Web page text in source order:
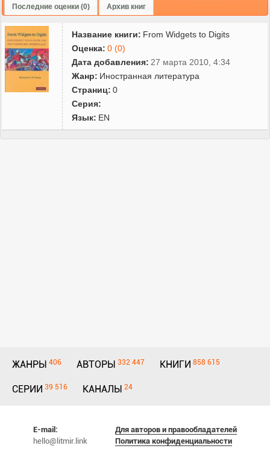
Последние оценки (0) Архив книг
Название книги: From Widgets to Digits
Оценка: 0 (0)
Дата добавления: 27 марта 2010, 4:34
Жанр: Иностранная литература
Страниц: 0
Серия:
Язык: EN
ЖАНРЫ 406 АВТОРЫ 332 447 КНИГИ 858 615
СЕРИИ 39 516 КАНАЛЫ 24
E-mail:
hello@litmir.link
Для авторов и правообладателей
Политика конфиденциальности